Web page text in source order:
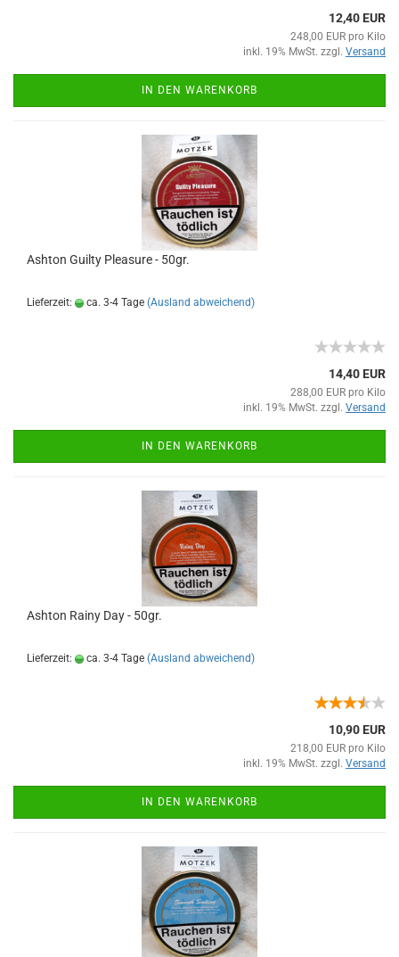
12,40 EUR
248,00 EUR pro Kilo
inkl. 19% MwSt. zzgl. Versand
IN DEN WARENKORB
Ashton Guilty Pleasure - 50gr.
Lieferzeit: ca. 3-4 Tage (Ausland abweichend)
14,40 EUR
288,00 EUR pro Kilo
inkl. 19% MwSt. zzgl. Versand
IN DEN WARENKORB
Ashton Rainy Day - 50gr.
Lieferzeit: ca. 3-4 Tage (Ausland abweichend)
10,90 EUR
218,00 EUR pro Kilo
inkl. 19% MwSt. zzgl. Versand
IN DEN WARENKORB